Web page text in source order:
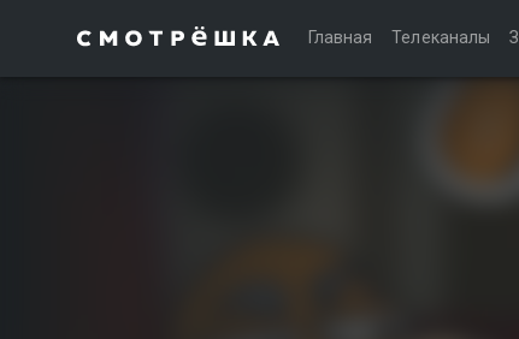
Главная Телеканалы